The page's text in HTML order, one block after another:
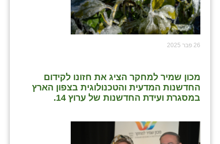
26 פבר 2025
מכון שמיר למחקר הציג את חזונו לקידום
החדשנות המדעית והטכנולוגית בצפון הארץ
במסגרת ועידת החדשנות של ערוץ 14.